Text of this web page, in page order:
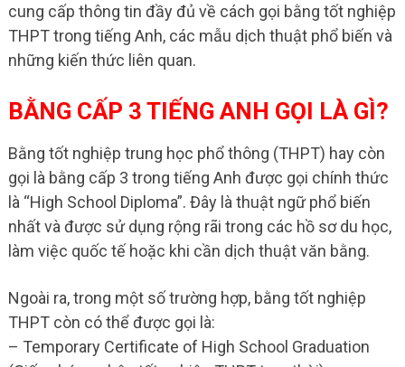
cung cấp thông tin đầy đủ về cách gọi bằng tốt nghiệp
THPT trong tiếng Anh, các mẫu dịch thuật phổ biến và
những kiến thức liên quan.
BẰNG CẤP 3 TIẾNG ANH GỌI LÀ GÌ?
Bằng tốt nghiệp trung học phổ thông (THPT) hay còn
gọi là bằng cấp 3 trong tiếng Anh được gọi chính thức
là “High School Diploma”. Đây là thuật ngữ phổ biến
nhất và được sử dụng rộng rãi trong các hồ sơ du học,
làm việc quốc tế hoặc khi cần dịch thuật văn bằng.
Ngoài ra, trong một số trường hợp, bằng tốt nghiệp
THPT còn có thể được gọi là:
– Temporary Certificate of High School Graduation